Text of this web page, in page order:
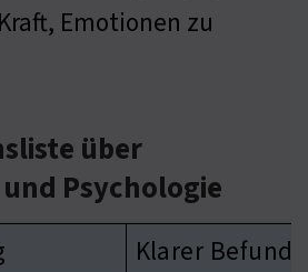
Emotionen zu
über
Psychologie
Klarer Befund